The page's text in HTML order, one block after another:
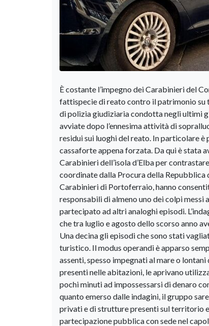
È costante l’impegno dei Carabinieri del
fattispecie di reato contro il patrimonio su
di polizia giudiziaria condotta negli ultimi
avviate dopo l’ennesima attività di
residui sui luoghi del reato. In particolare
cassaforte appena forzata. Da qui è stata
Carabinieri dell’isola d’Elba per
coordinate dalla Procura della
Carabinieri di Portoferraio, hanno
responsabili di almeno uno dei colpi messi
partecipato ad altri analoghi episodi.
che tra luglio e agosto dello scorso anno
Una decina gli episodi che sono stati
turistico. Il modus operandi è apparso
assenti, spesso impegnati al mare o
presenti nelle abitazioni, le aprivano
pochi minuti ad impossessarsi di denaro
quanto emerso dalle indagini, il gruppo
privati e di strutture presenti sul territorio
partecipazione pubblica con sede nel